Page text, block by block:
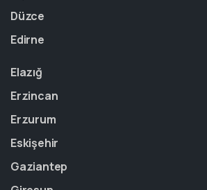
Düzce
Edirne
Elazığ
Erzincan
Erzurum
Eskişehir
Gaziantep